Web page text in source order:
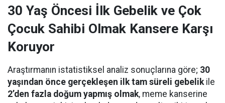
30 Yaş Öncesi İlk Gebelik ve Çok
Çocuk Sahibi Olmak Kansere Karşı
Koruyor
Araştırmanın istatistiksel analiz sonuçlarına göre; 30
yaşından önce gerçekleşen ilk tam süreli gebelikile
2’den fazla doğum yapmış olmak, meme kanserine